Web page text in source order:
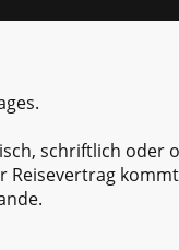
schriftlich oder
Reisevertrag